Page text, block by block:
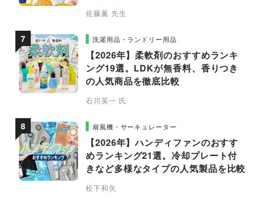
佐藤薫 先生
洗濯用品・ランドリー用品
【2026年】柔軟剤のおすすめランキ
ング19選。LDKが無香料、香りつき
の人気商品を徹底比較
石川英一 氏
扇風機・サーキュレーター
【2026年】ハンディファンのおすす
めランキング21選。冷却プレート付
きなど多様なタイプの人気製品を比較
松下和矢